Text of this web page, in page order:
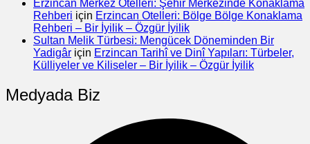
Erzincan Merkez Otelleri: Şehir Merkezinde Konaklama
Rehberi için Erzincan Otelleri: Bölge Bölge Konaklama
Rehberi – Bir İyilik – Özgür İyilik
Sultan Melik Türbesi: Mengücek Döneminden Bir
Yadigâr için Erzincan Tarihî ve Dinî Yapıları: Türbeler,
Külliyeler ve Kiliseler – Bir İyilik – Özgür İyilik
Medyada Biz